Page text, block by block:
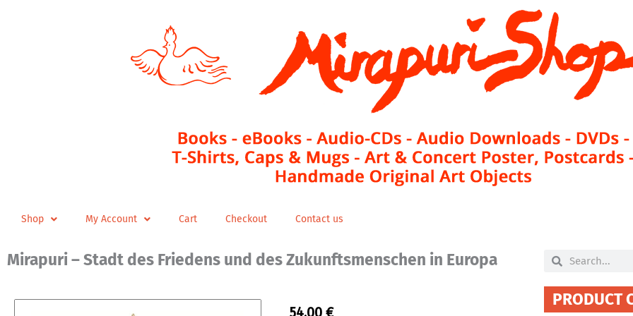
Shop My Account Cart Checkout Contact us
Mirapuri – Stadt des Friedens und des Zukunftsmenschen in Europa SearchSearch
PRODUCT